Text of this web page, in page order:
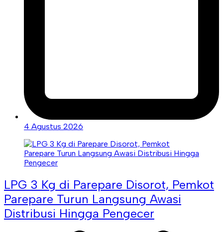
4 Agustus 2026
LPG 3 Kg di Parepare Disorot, Pemkot
Parepare Turun Langsung Awasi
Distribusi Hingga Pengecer